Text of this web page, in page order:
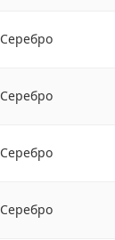
Серебро
Серебро
Серебро
Серебро